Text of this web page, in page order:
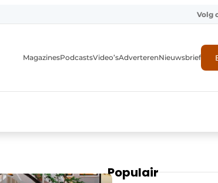
Volg
MagazinesPodcastsVideo’sAdverterenNieuwsbrief
Populair